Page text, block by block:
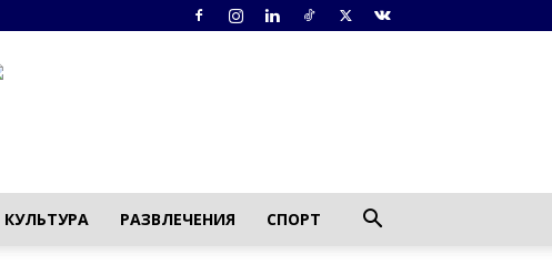
КУЛЬТУРА РАЗВЛЕЧЕНИЯ СПОРТ